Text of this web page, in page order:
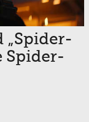
„Spider-
Spider-